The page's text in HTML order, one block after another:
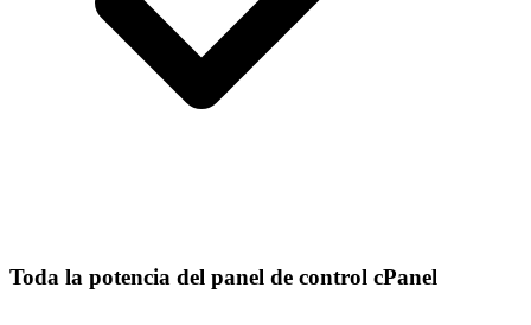
Toda la potencia del panel de control cPanel